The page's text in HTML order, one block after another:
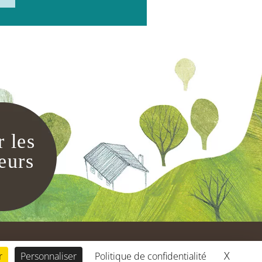
Personnaliser Politique de confidentialité X
les